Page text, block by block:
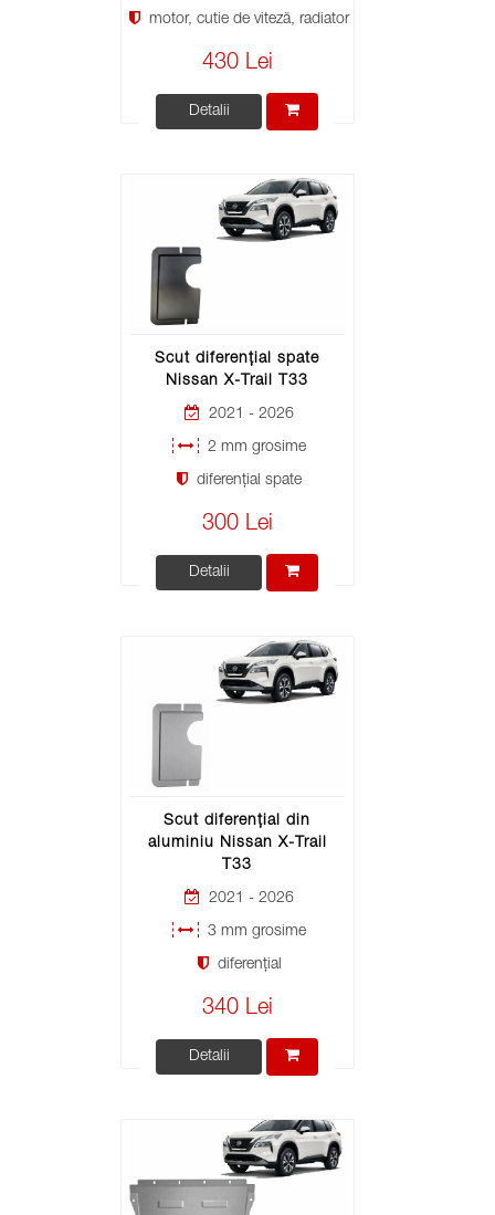
motor, cutie de viteză, radiator
430 Lei
Detalii
Scut diferențial spate
Nissan X-Trail T33
2021 - 2026
2 mm grosime
diferențial spate
300 Lei
Detalii
Scut diferențial din
aluminiu Nissan X-Trail
T33
2021 - 2026
3 mm grosime
diferențial
340 Lei
Detalii